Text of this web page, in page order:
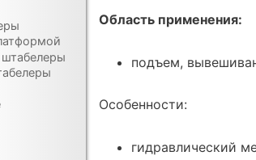
Область применения:
подъем,
Особенности:
гидравлический